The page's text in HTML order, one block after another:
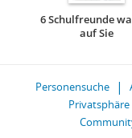
6 Schulfreunde
auf Sie
Personensuche
Privatsphäre